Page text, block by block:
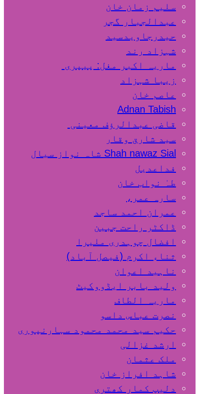
سلیم زمان خان
عبدالجبار گجر
حیدرجاویدسید
شہزاد رند
ماریہ اکبر مغل: پیپری
زیبا شہزاد
عاصم خان
Adnan Tabish
قاضی عبدالرؤف معینی
سید شارق وقار
Shah nawaz Sial شاہ نواز سیال
فداعدیل
طہٰ نواب خان
سارہ عمر،
عمران احمد ساجد
ڈاکٹر راحت جبین
افضال چوہدری ملیرا
ثناء اکرم (فیصل آباد)
ناہید اعوان
ولید بابر ایڈووکیٹ
ماریہ الطاف
نصرت عباس داسو
حکیم سید محمد محمود سہارنپوری
ارشد غزالی
ملک عثمان
شاہد افراز خان
دلیپ کمار کھتری